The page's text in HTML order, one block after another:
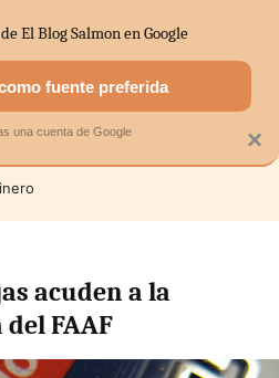
MERCADOS
acuden a la
FAAF
×
El Blog Salmon en Google
fuente preferida
una cuenta de Google